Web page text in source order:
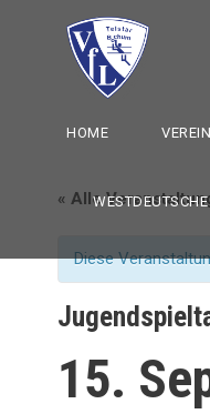
HOME VEREIN
« Alle
Diese
15.